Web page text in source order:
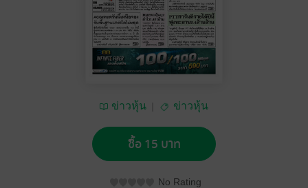
ข่าวหุ้น ข่าวหุ้น
ซื้อ 15 บาท
No Rating